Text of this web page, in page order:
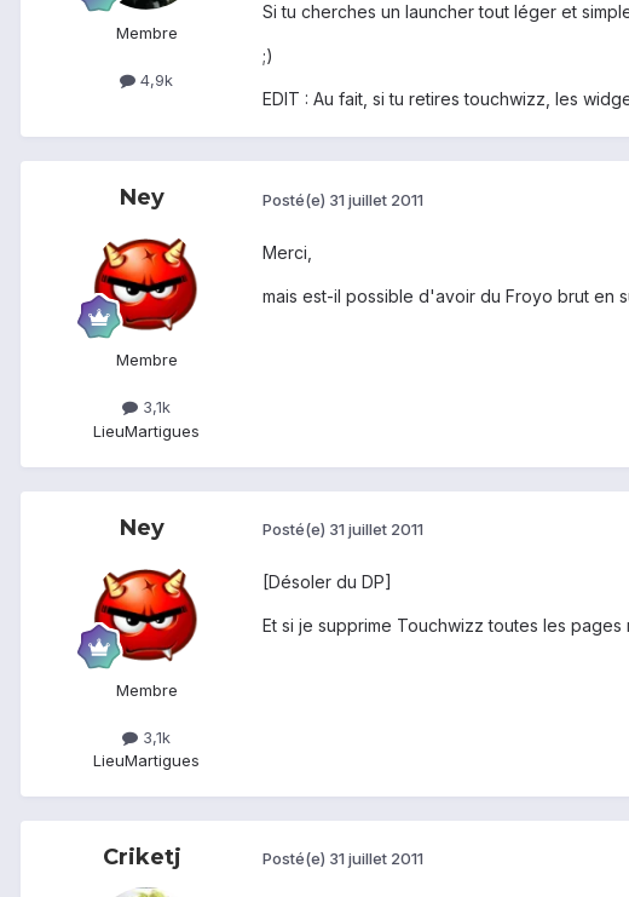
Membre
4,9k
Si tu cherches un launcher tout léger et
;)
EDIT : Au fait, si tu retires touchwizz, les
Ney
Membre
3,1k
LieuMartigues
Posté(e) 31 juillet 2011
Merci,
mais est-il possible d'avoir du Froyo brut en
Ney
Membre
3,1k
LieuMartigues
Posté(e) 31 juillet 2011
[Désoler du DP]
Et si je supprime Touchwizz toutes les
Criketj Posté(e) 31 juillet 2011